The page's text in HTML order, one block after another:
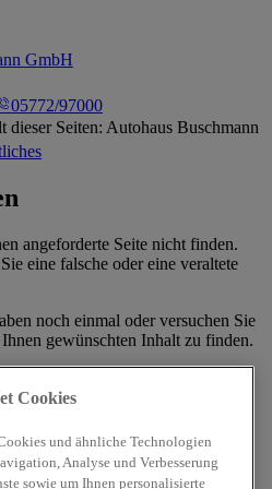
GmbH
05772/97000
Seiten: Autohaus Buschmann
angeforderte Seite nicht finden.
eine falsche oder eine veraltete
noch einmal oder versuchen Sie
gewünschten Inhalt zu finden.
Cookies
und ähnliche Technologien
Analyse und Verbesserung
sowie um Ihnen personalisierte